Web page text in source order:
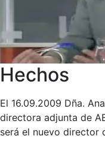
Hechos
El 16.09.2009 Dña.
directora adjunta de
será el nuevo director